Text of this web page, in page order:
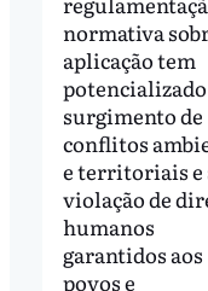
normativa
aplicação tem
surgimento de
conflitos
e territoriais e
violação de
humanos
garantidos aos
povos e